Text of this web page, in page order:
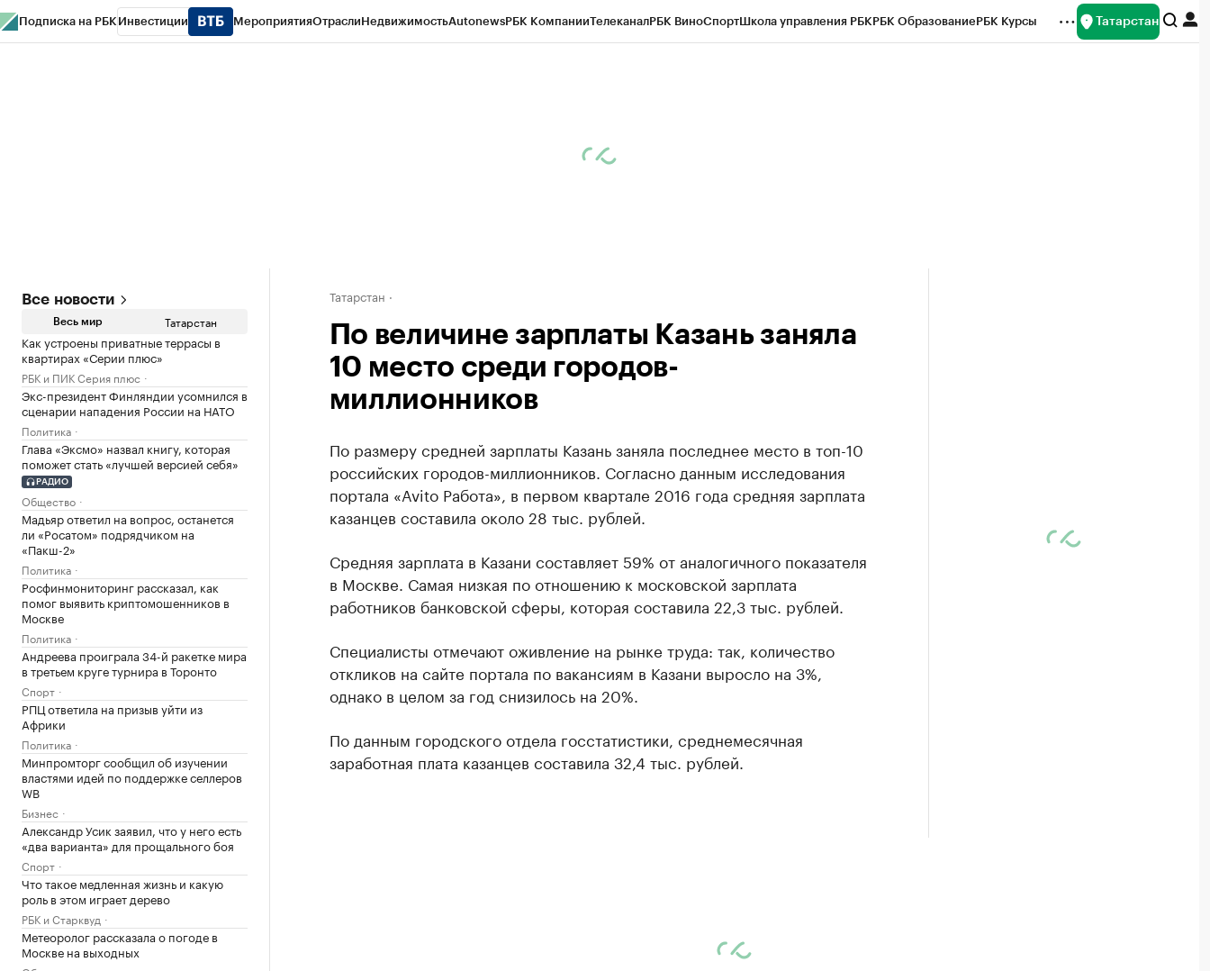
Подписка на РБК Инвестиции МероприятияОтраслиНедвижимостьAutonewsРБК КомпанииТелеканалРБК ВиноСпортШкола управления РБКРБК ОбразованиеРБК Курсы Татарстан
Все новости
Весь мир Татарстан
Как устроены приватные террасы в
квартирах «Серии плюс»
РБК и ПИК Серия плюс
Экс-президент Финляндии усомнился в
сценарии нападения России на НАТО
Политика
Глава «Эксмо» назвал книгу, которая
поможет стать «лучшей версией себя»
РАДИО
Общество
Мадьяр ответил на вопрос, останется
ли «Росатом» подрядчиком на
«Пакш-2»
Политика
Росфинмониторинг рассказал, как
помог выявить криптомошенников в
Москве
Политика
Андреева проиграла 34-й ракетке мира
в третьем круге турнира в Торонто
Спорт
РПЦ ответила на призыв уйти из
Африки
Политика
Минпромторг сообщил об изучении
властями идей по поддержке селлеров
WB
Бизнес
Александр Усик заявил, что у него есть
«два варианта» для прощального боя
Спорт
Что такое медленная жизнь и какую
роль в этом играет дерево
РБК и Старквуд
Метеоролог рассказала о погоде в
Москве на выходных
Татарстан
По величине зарплаты Казань заняла
10 место среди городов-
миллионников
По размеру средней зарплаты Казань заняла последнее место в топ-10
российских городов-миллионников. Согласно данным исследования
портала «Avito Работа», в первом квартале 2016 года средняя зарплата
казанцев составила около 28 тыс. рублей.
Средняя зарплата в Казани составляет 59% от аналогичного показателя
в Москве. Самая низкая по отношению к московской зарплата
работников банковской сферы, которая составила 22,3 тыс. рублей.
Специалисты отмечают оживление на рынке труда: так, количество
откликов на сайте портала по вакансиям в Казани выросло на 3%,
однако в целом за год снизилось на 20%.
По данным городского отдела госстатистики, среднемесячная
заработная плата казанцев составила 32,4 тыс. рублей.